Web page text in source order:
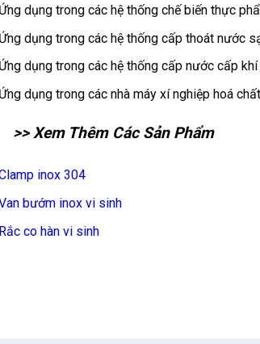
Ứng dụng trong các hệ thống chế biến thực
Ứng dụng trong các hệ thống cấp thoát nước
Ứng dụng trong các hệ thống cấp nước cấp
Ứng dụng trong các nhà máy xí nghiệp hoá chất
>> Xem Thêm Các Sản Phẩm
inox 304
bướm inox vi sinh
Rắc co hàn vi sinh